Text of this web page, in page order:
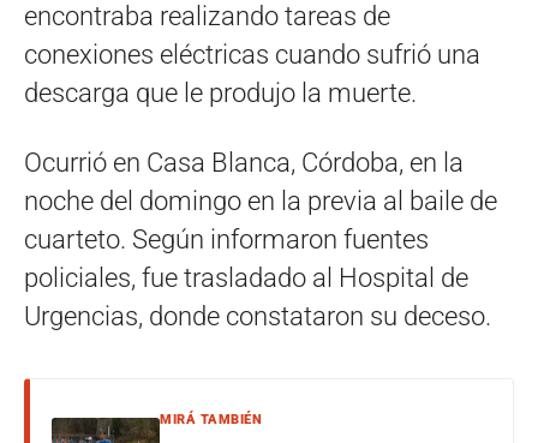
encontraba realizando tareas de
conexiones eléctricas cuando sufrió una
descarga que le produjo la muerte.
Ocurrió en Casa Blanca, Córdoba, en la
noche del domingo en la previa al baile de
cuarteto. Según informaron fuentes
policiales, fue trasladado al Hospital de
Urgencias, donde constataron su deceso.
MIRÁ TAMBIÉN